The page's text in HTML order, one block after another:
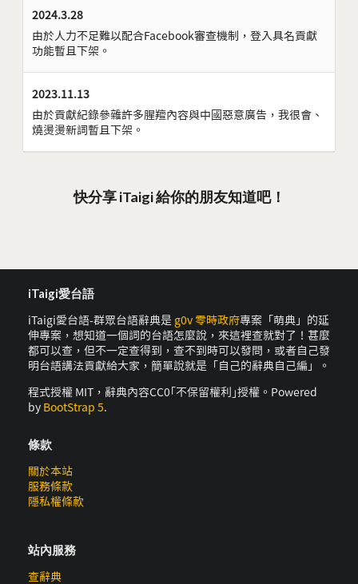
2024.3.28
由於人力不足難以配合Facebook審查機制，登入具名貢獻
功能暫且下架。
2023.11.13
由於貢獻紀錄參雜許多腥羶內容與中國惡意廣告，我很會、
燒燙燙新詞暫且下架。
快分享 iTaigi 給你的朋友知道吧！
iTaigi愛台語
iTaigi愛台語-群眾台語辭典是 g0v 零時政府專案「萌典」的延
伸專案，想知道一個詞的台語怎麼說，來這裡查就對了！甚麼
都可以查，但不一定查得到，查不到時可以發問，或者自己發
明台語講法貢獻給大家，簡單說就是「自己的辭典自己編」。
程式授權 MIT，辭典內容CC0｢不保留權利｣授權。Powered
by BootStrap 5.
條款
關於本站
服務條款
隱私權條款
站內服務
查辭典